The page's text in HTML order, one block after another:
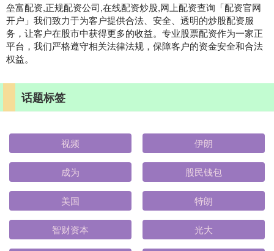
垒富配资,正规配资公司,在线配资炒股,网上配资查询「配资官网
开户」我们致力于为客户提供合法、安全、透明的炒股配资服
务，让客户在股市中获得更多的收益。专业股票配资作为一家正
平台，我们严格遵守相关法律法规，保障客户的资金安全和合法
权益。
话题标签
视频 伊朗
成为 股民钱包
美国 特朗
智财资本 光大